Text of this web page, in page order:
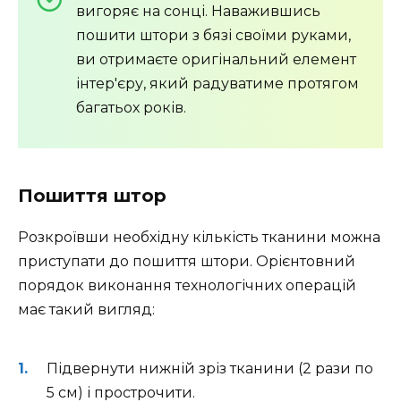
вигоряє на сонці. Наважившись
пошити штори з бязі своїми руками,
ви отримаєте оригінальний елемент
інтер'єру, який радуватиме протягом
багатьох років.
Пошиття штор
Розкроївши необхідну кількість тканини можна
приступати до пошиття штори. Орієнтовний
порядок виконання технологічних операцій
має такий вигляд:
Підвернути нижній зріз тканини (2 рази по
5 см) і прострочити.